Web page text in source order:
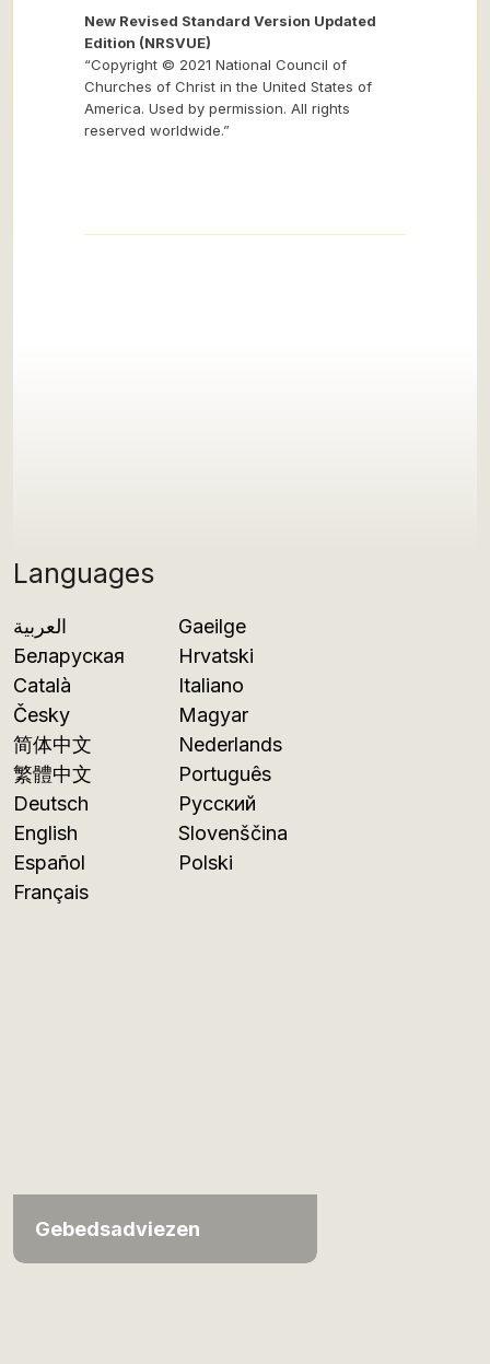
Languages
العربية
Беларуская
Català
Česky
简体中文
繁體中文
Deutsch
English
Español
Français
Gaeilge
Hrvatski
Italiano
Magyar
Nederlands
Português
Русский
Slovenščina
Polski
Gebedsadviezen
New Revised Standard Version Updated
Edition (NRSVUE)
“Copyright © 2021 National Council of
Churches of Christ in the United States of
America. Used by permission. All rights
reserved worldwide.”